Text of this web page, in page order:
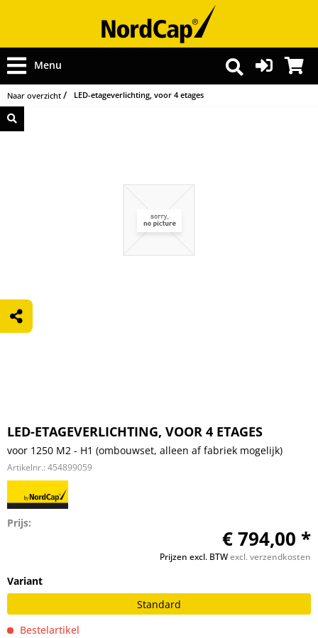
Menu
Naar overzicht LED-etageverlichting, voor 4 etages
LED-ETAGEVERLICHTING, VOOR 4 ETAGES
voor 1250 M2 - H1 (ombouwset, alleen af fabriek mogelijk)
Artikelnr.: 454899059
Prijs:
€ 794,00 *
Prijzen excl. BTWexcl. verzendkosten
Variant
Standard
Bestelartikel